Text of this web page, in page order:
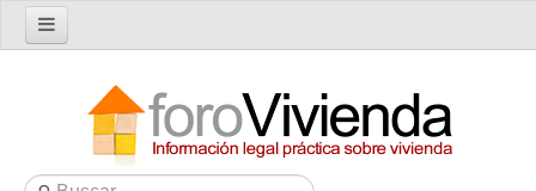
Nuevo tema